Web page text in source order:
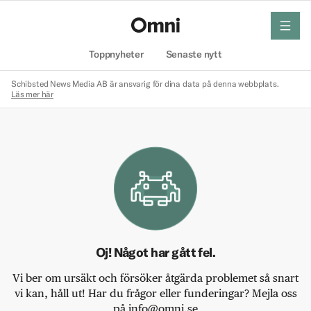
Toppnyheter Senaste nytt
meny
Schibsted News Media AB är ansvarig för dina data på denna webbplats.
Läs mer här
Oj! Något har gått fel.
Vi ber om ursäkt och försöker åtgärda problemet så snart
vi kan, håll ut! Har du frågor eller funderingar? Mejla oss